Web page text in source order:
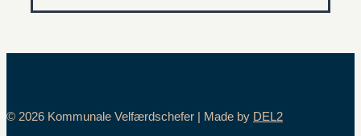
© 2026 Kommunale Velfærdschefer | Made by DEL2